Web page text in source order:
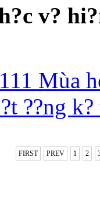
v?
111 Mùa
??ng
FIRST PREV 1 2